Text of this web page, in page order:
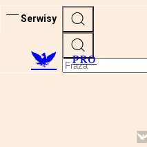
Serwisy
PRO